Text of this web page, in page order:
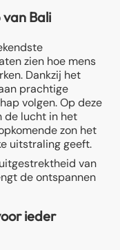
Bali
zien hoe mens
Dankzij het
prachtige
volgen. Op deze
de lucht in het
zon het
uitstraling geeft.
van
de ontspannen
ieder